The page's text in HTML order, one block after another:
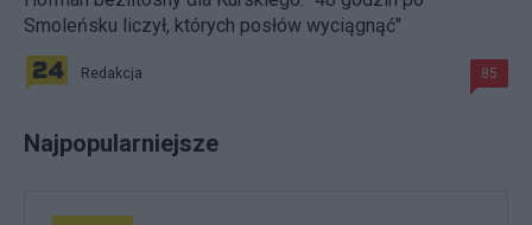
Smoleńsku liczył, których posłów wyciągnąć"
Redakcja 85
Najpopularniejsze